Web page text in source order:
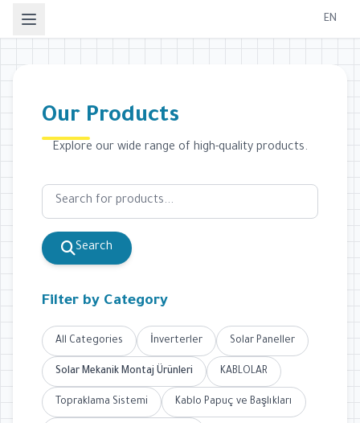
EN
Our Products
Explore our wide range of high-quality products.
Search
Filter by Category
All Categories İnverterler Solar Paneller
Solar Mekanik Montaj Ürünleri KABLOLAR
Topraklama Sistemi Kablo Papuç ve Başlıkları